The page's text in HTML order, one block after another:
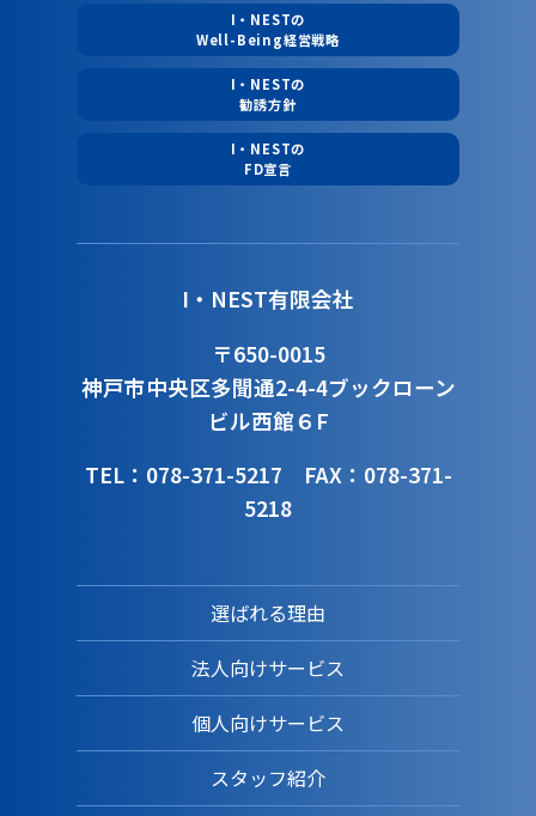
I・NESTの
Well-Being経営戦略
I・NESTの
勧誘方針
I・NESTの
FD宣言
I・NEST有限会社
〒650-0015
神戸市中央区多聞通2-4-4ブックローン
ビル西館６F
TEL：078-371-5217 FAX：078-371-
5218
選ばれる理由
法人向けサービス
個人向けサービス
スタッフ紹介